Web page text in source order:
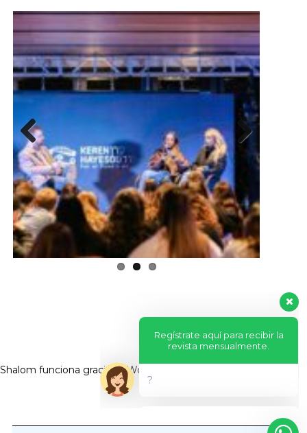
Previous
Shalom funciona gracias aWordPress
Regístrate aquí para recibir la